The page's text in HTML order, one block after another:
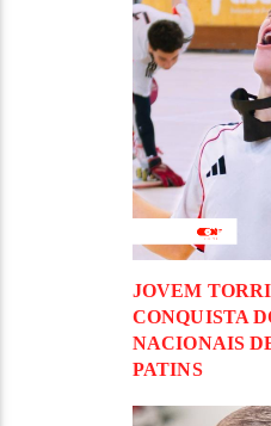
JOVEM
CONQUISTA
NACIONAIS
PATINS